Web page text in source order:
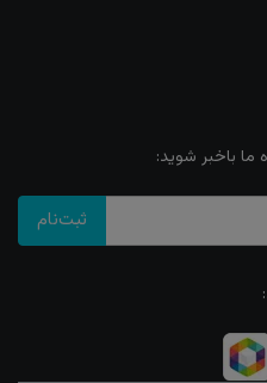
باخبر شوید:
ثبت‌نام